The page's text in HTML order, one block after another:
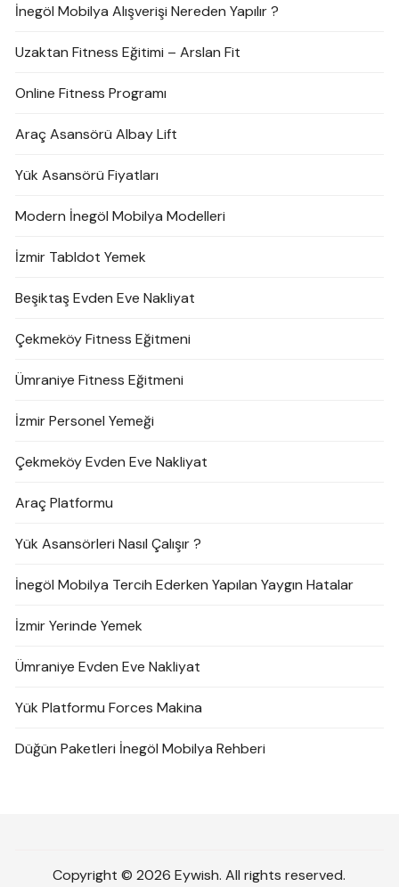
İnegöl Mobilya Alışverişi Nereden Yapılır ?
Uzaktan Fitness Eğitimi – Arslan Fit
Online Fitness Programı
Araç Asansörü Albay Lift
Yük Asansörü Fiyatları
Modern İnegöl Mobilya Modelleri
İzmir Tabldot Yemek
Beşiktaş Evden Eve Nakliyat
Çekmeköy Fitness Eğitmeni
Ümraniye Fitness Eğitmeni
İzmir Personel Yemeği
Çekmeköy Evden Eve Nakliyat
Araç Platformu
Yük Asansörleri Nasıl Çalışır ?
İnegöl Mobilya Tercih Ederken Yapılan Yaygın Hatalar
İzmir Yerinde Yemek
Ümraniye Evden Eve Nakliyat
Yük Platformu Forces Makina
Düğün Paketleri İnegöl Mobilya Rehberi
Copyright © 2026 Eywish. All rights reserved.